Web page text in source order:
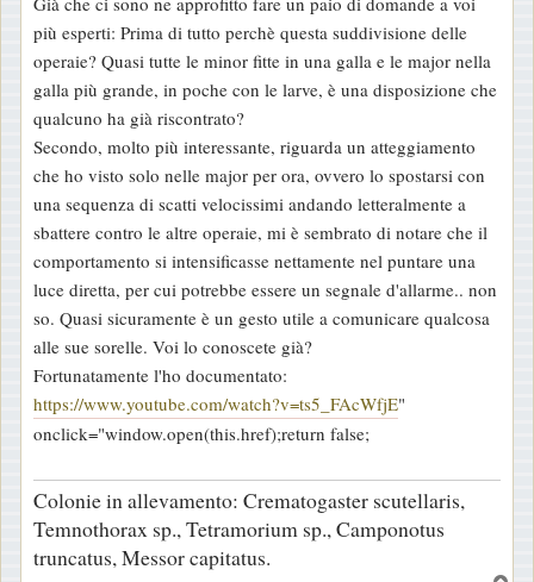
più esperti: Prima di tutto perchè questa suddivisione delle
operaie? Quasi tutte le minor fitte in una galla e le major nella
galla più grande, in poche con le larve, è una disposizione che
qualcuno ha già riscontrato?
Secondo, molto più interessante, riguarda un atteggiamento
che ho visto solo nelle major per ora, ovvero lo spostarsi con
una sequenza di scatti velocissimi andando letteralmente a
sbattere contro le altre operaie, mi è sembrato di notare che il
comportamento si intensificasse nettamente nel puntare una
luce diretta, per cui potrebbe essere un segnale d'allarme.. non
so. Quasi sicuramente è un gesto utile a comunicare qualcosa
alle sue sorelle. Voi lo conoscete già?
Fortunatamente l'ho documentato:
https://www.youtube.com/watch?v=ts5_FAcWfjE"
onclick="window.open(this.href);return false;
Colonie in allevamento: Crematogaster scutellaris,
Temnothorax sp., Tetramorium sp., Camponotus
truncatus, Messor capitatus.